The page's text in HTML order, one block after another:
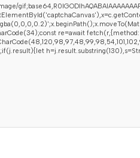
re=await